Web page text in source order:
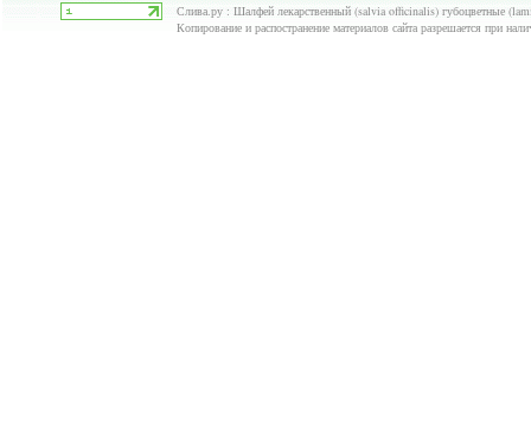
Слива.ру : Шалфей лекарственный (salvia officinalis) губоцветные
Копирование и распостранение материалов сайта разрешается при